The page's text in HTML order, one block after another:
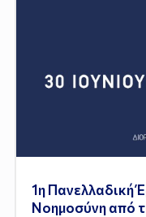
1η Πανελλαδική
Νοημοσύνη από